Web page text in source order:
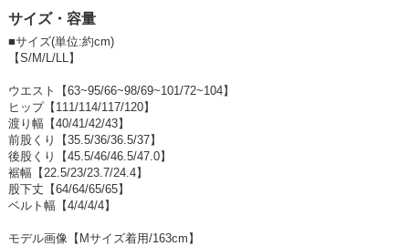
参考上代
SD品番：12973226S16 / メーカー品番：n-6402bkll
ンツ。
綿100％で、テカりを抑えているのでカジュアルスタイルにもぴったり。
丈夫で、快適で楽ちんな穿き心地にさらっとした肌触り◎
やや綺麗めにも合わすことが可能な万能アイテムです♪
---------------------------------------------------------------------
《着用感》159cm(Mサイズ着用)
いつも穿いている定番のサーカスパンツと同シルエット！
春夏に嬉しいメッシュ生地でプラスするだけで涼しげな印象に。
ウエスト後ろゴム＋プルオン仕様で着脱も楽◎
動きやすさもばっちりなので日常使いにぴったり◎
サイズ・容量
■サイズ(単位:約cm)
【S/M/L/LL】
ウエスト【63~95/66~98/69~101/72~104】
ヒップ【111/114/117/120】
渡り幅【40/41/42/43】
前股くり【35.5/36/36.5/37】
後股くり【45.5/46/46.5/47.0】
裾幅【22.5/23/23.7/24.4】
股下丈【64/64/65/65】
ベルト幅【4/4/4/4】
モデル画像【Mサイズ着用/163cm】